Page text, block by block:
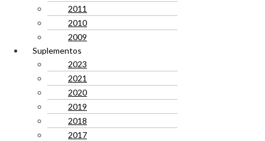
2011
2010
2009
Suplementos
2023
2021
2020
2019
2018
2017